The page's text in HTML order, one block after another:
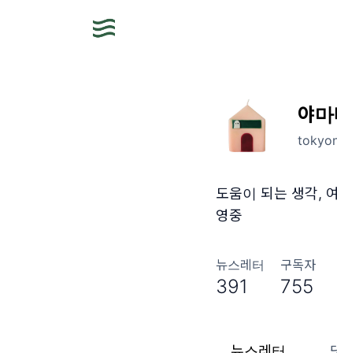
야
도움이 되는 생각,
영중
뉴스레터
391
구독자
755